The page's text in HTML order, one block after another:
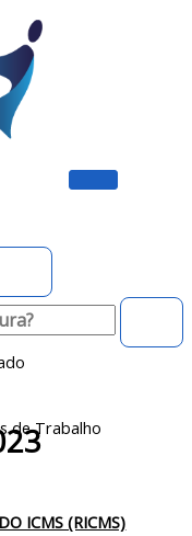
de Trabalho
ICMS (RICMS)